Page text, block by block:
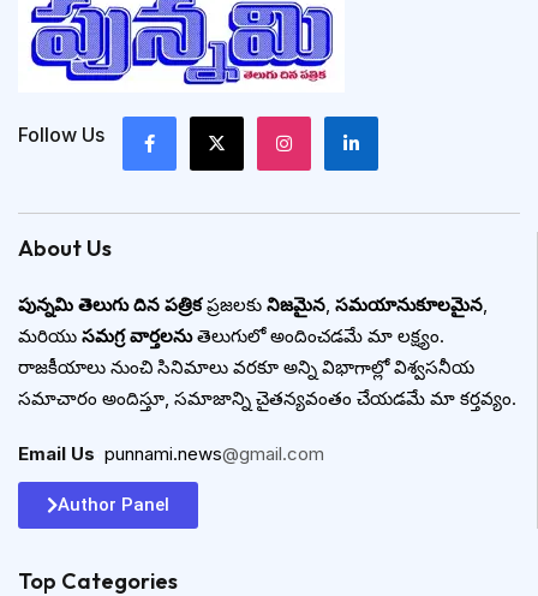
Follow Us
About Us
పున్నమి తెలుగు దిన పత్రికప్రజలకు నిజమైన సమయానుకూలమైన
మరియు సమగ్ర వార్తలనుతెలుగులో అందించడమే మా లక్ష్యం.
రాజకీయాలు నుంచి సినిమాలు వరకూ అన్ని విభాగాల్లో విశ్వసనీయ
సమాచారం అందిస్తూ, సమాజాన్ని చైతన్యవంతం చేయడమే మా కర్తవ్యం.
Email Us punnami.news@gmail.com
Author Panel
Top Categories​